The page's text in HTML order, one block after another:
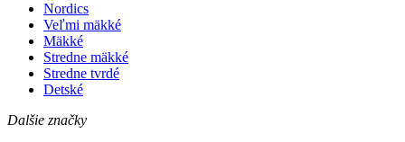
Nordics
Veľmi mäkké
Mäkké
Stredne mäkké
Stredne tvrdé
Detské
Dalšie značky